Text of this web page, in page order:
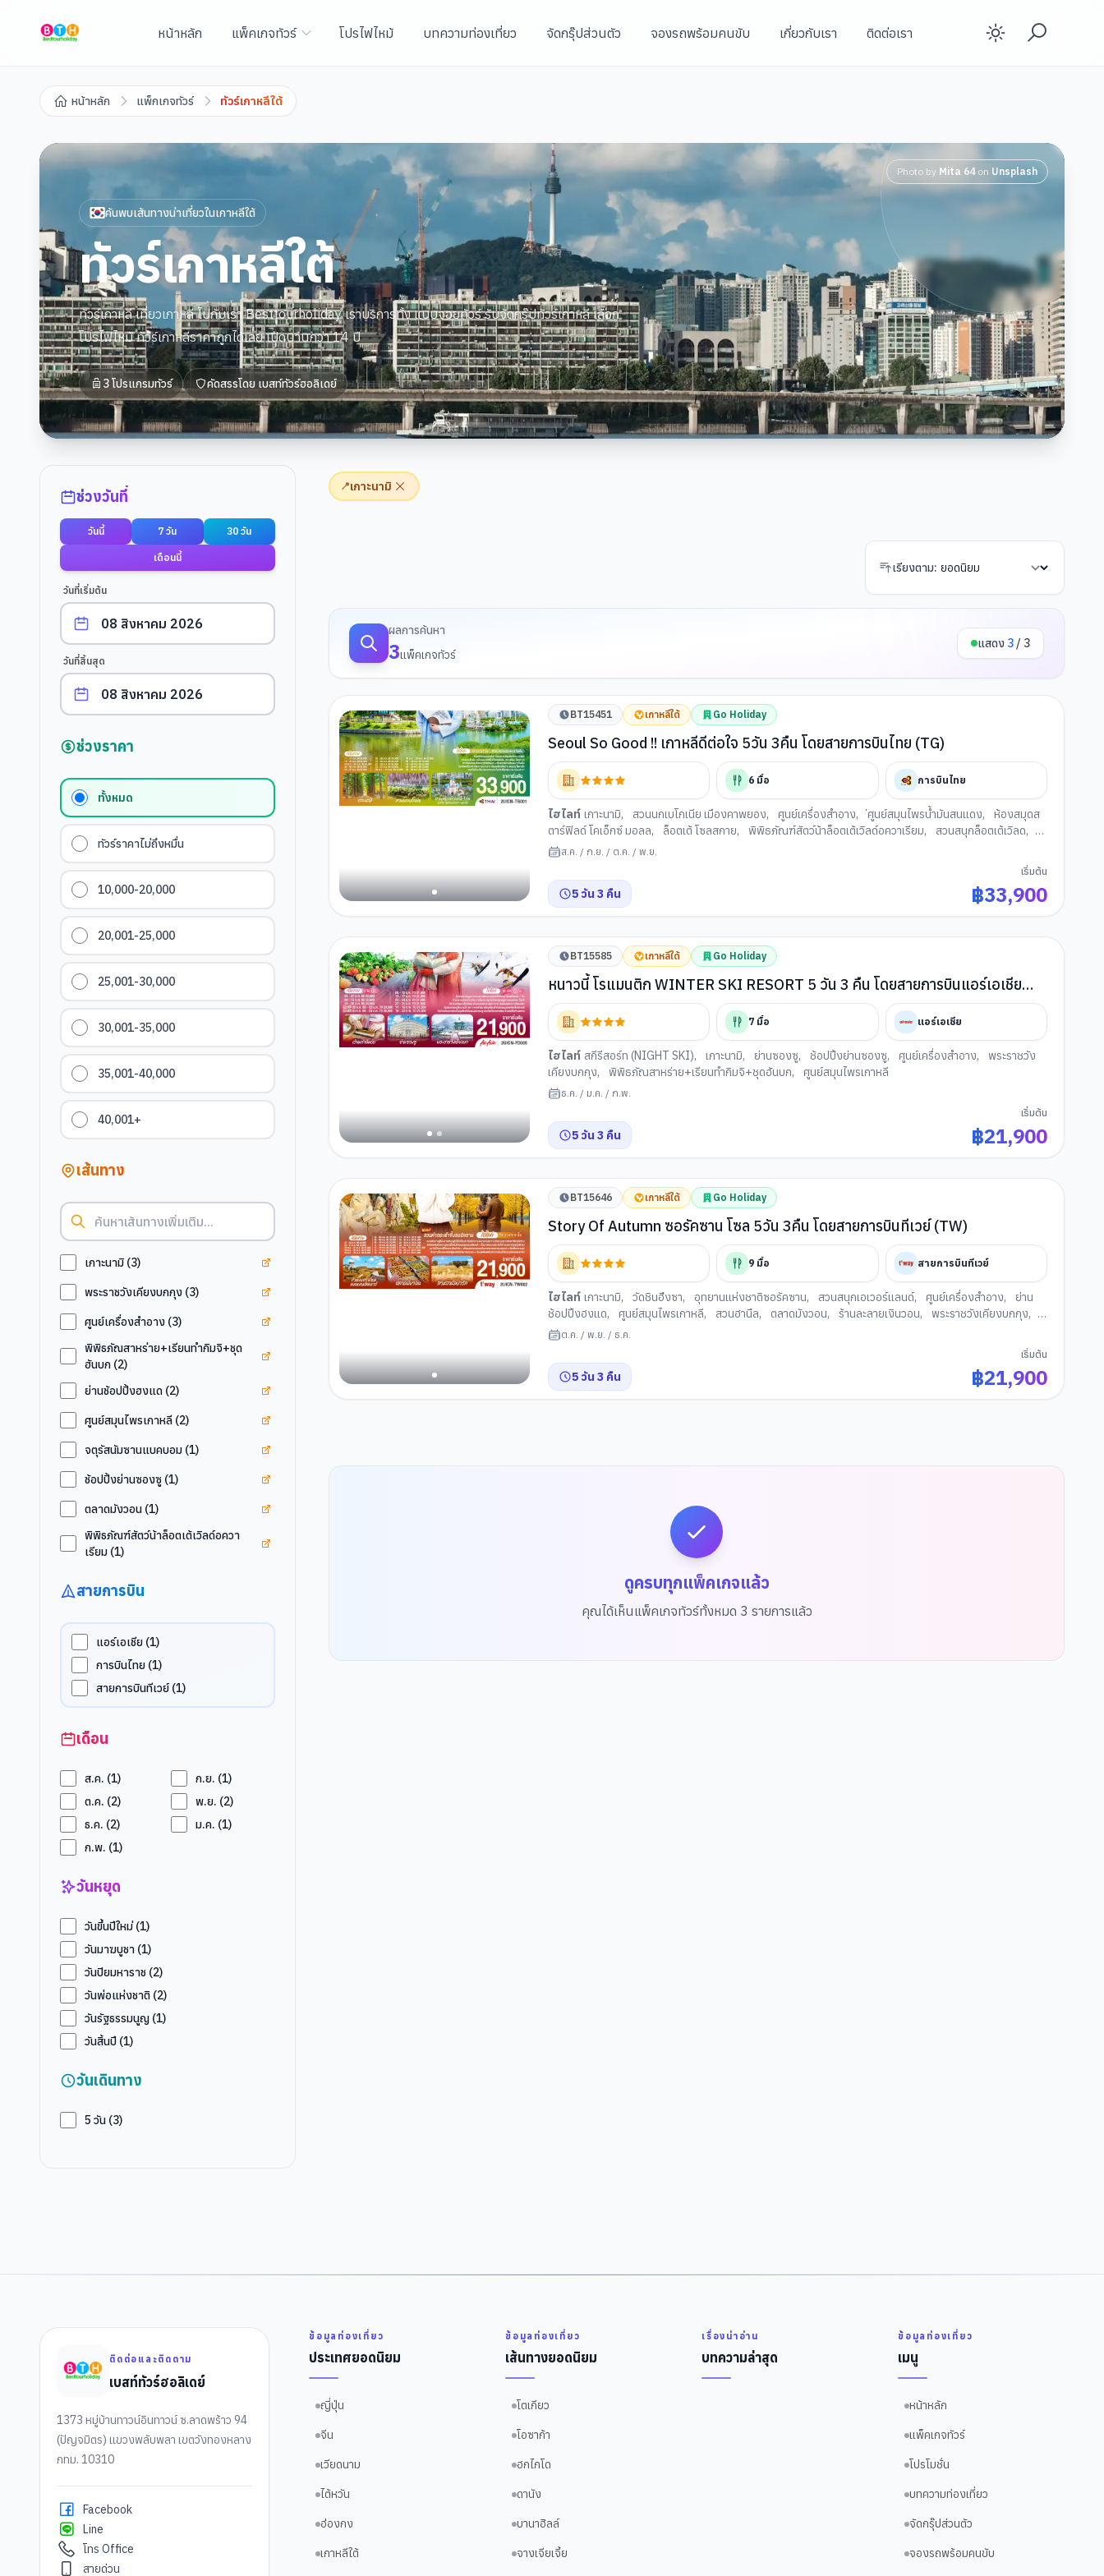
หน้าหลัก แพ็คเกจทัวร์ โปรไฟไหม้ บทความท่องเที่ยว จัดกรุ๊ปส่วนตัว จองรถพร้อมคนขับ เกี่ยวกับเรา ติดต่อเรา Enable
หน้าหลัก แพ็กเกจทัวร์ ทัวร์เกาหลีใต้
Photo by Mita 64 on Unsplash
ค้นพบเส้นทางน่าเที่ยวในเกาหลีใต้
ทัวร์เกาหลีใต้
ทัวร์เกาหลี เที่ยวเกาหลี ไปกับเรา Besttourholiday เราบริการทั้ง แบบจอยทัวร์ รับจัดกรุ๊ปทัวร์เกาหลี เลือก
โปรไฟไหม้ ทัวร์เกาหลีราคาถูกได้เลย เปิดนานกว่า 14 ปี
3โปรแกรมทัวร์ คัดสรรโดย เบสท์ทัวร์ฮอลิเดย์
ช่วงวันที่
วันนี้ 7 วัน 30 วัน
เดือนนี้
วันที่เริ่มต้น
วันที่สิ้นสุด
ช่วงราคา
ทั้งหมด
ทัวร์ราคาไม่ถึงหมื่น
10,000-20,000
20,001-25,000
25,001-30,000
30,001-35,000
35,001-40,000
40,001+
เส้นทาง
เกาะนามิ (3)
พระราชวังเคียงบกกุง (3) พระราชวังเคียงบกกุง
ศูนย์เครื่องสำอาง (3)
พิพิธภัณสาหร่าย+เรียนทำกิมจิ+ชุด
ฮันบก (2)
พิพิธภัณสาหร่าย+เรียนทำกิมจิ+ชุดฮันบก
ย่านช้อปปิ้งฮงแด (2)
ศูนย์สมุนไพรเกาหลี (2)
จตุรัสนัมซานแบคบอม (1)
ช้อปปิ้งย่านซองซู (1)
ตลาดมังวอน (1)
พิพิธภัณฑ์สัตว์น้าล็อตเต้เวิลด์อควา
เรียม (1)
สายการบิน
แอร์เอเชีย (1)
การบินไทย (1)
สายการบินทีเวย์ (1)
เดือน
ส.ค. (1) ก.ย. (1)
ต.ค. (2) พ.ย. (2)
ธ.ค. (2) ม.ค. (1)
ก.พ. (1)
วันหยุด
วันขึ้นปีใหม่(1)
วันมาฆบูชา (1)
วันปิยมหาราช (2)
วันพ่อแห่งชาติ (2)
วันรัฐธรรมนูญ (1)
วันสิ้นปี (1)
วันเดินทาง
5 วัน (3)
📍เกาะนามิ
เรียงตาม:
ผลการค้นหา
3แพ็คเกจทัวร์
แสดง 3 / 3
BT15451 เกาหลีใต้ Go Holiday
Seoul So Good !! เกาหลีดีต่อใจ 5วัน 3คืน โดยสายการบินไทย (TG)
6 มื้อ การบินไทย
ไฮไลท์ เกาะนามิ, สวนนกเบโกเนีย เมืองคาพยอง, ศูนย์เครื่องสำอาง, ่ศูนย์สมุนไพรน้ำมันสนแดง,
ห้องสมุดส
ตาร์ฟิลด์ โคเอ็กซ์ มอลล, ล็อตเต้ โซลสกาย, พิพิธภัณฑ์สัตว์น้าล็อตเต้เวิลด์อควาเรียม, สวนสนุกล็อตเต้เวิลด,
อิสระช้อปปิ้งตามอัธยาศัย เต็มวัน
ส.ค. / ก.ย. / ต.ค. / พ.ย.
5 วัน 3 คืน
เริ่มต้น
฿33,900
BT15585 เกาหลีใต้ Go Holiday
หนาวนี้ โรแมนติก WINTER SKI RESORT 5 วัน 3 คืน โดยสายการบินแอร์เอเชีย
(FD)
7 มื้อ แอร์เอเชีย
ไฮไลท์ สกีรีสอร์ท (NIGHT SKI), เกาะนามิ, ย่านซองซู, ช้อปปิ้งย่านซองซู, ศูนย์เครื่องสำอาง,
พระราชวัง
เคียงบกกุง, พิพิธภัณสาหร่าย+เรียนทำกิมจิ+ชุดฮันบก, ศูนย์สมุนไพรเกาหลี
ธ.ค. / ม.ค. / ก.พ.
5 วัน 3 คืน
เริ่มต้น
฿21,900
BT15646 เกาหลีใต้ Go Holiday
Story Of Autumn ซอรัคซาน โซล 5วัน 3คืน โดยสายการบินทีเวย์ (TW)
9 มื้อ สายการบินทีเวย์
ไฮไลท์ เกาะนามิ, วัดชินฮึงซา, อุทยานแห่งชาติซอรัคซาน, สวนสนุกเอเวอร์แลนด์, ศูนย์เครื่องสำอาง,
ย่าน
ช้อปปิ้งฮงแด, ศูนย์สมุนไพรเกาหลี, สวนฮานึล, ตลาดมังวอน, ร้านละลายเงินวอน, พระราชวังเคียงบกกุง,
จตุรัสนัมซานแบคบอม
ต.ค. / พ.ย. / ธ.ค.
5 วัน 3 คืน
เริ่มต้น
฿21,900
ดูครบทุกแพ็คเกจแล้ว
คุณได้เห็นแพ็คเกจทัวร์ทั้งหมด 3 รายการแล้ว
ติดต่อและติดตาม
เบสท์ทัวร์ฮอลิเดย์
1373 หมู่บ้านทาวน์อินทาวน์ ซ.ลาดพร้าว 94
(ปัญจมิตร) แขวงพลับพลา เขตวังทองหลาง
กทม. 10310
Facebook
Line
โทร Office
สายด่วน
ข้อมูลท่องเที่ยว
ประเทศยอดนิยม
ญี่ปุ่น
จีน
เวียดนาม
ไต้หวัน
ฮ่องกง
เกาหลีใต้
ข้อมูลท่องเที่ยว
เส้นทางยอดนิยม
โตเกียว
โอซาก้า
ฮกไกโด
ดานัง
บานาฮิลล์
จางเจียเจี้ย
เรื่องน่าอ่าน
บทความล่าสุด
ข้อมูลท่องเที่ยว
เมนู
หน้าหลัก
แพ็คเกจทัวร์
โปรโมชั่น
บทความท่องเที่ยว
จัดกรุ๊ปส่วนตัว
จองรถพร้อมคนขับ